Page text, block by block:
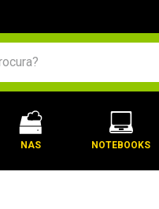
NAS NOTEBOOKS